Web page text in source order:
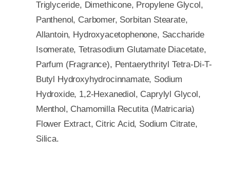
Triglyceride, Dimethicone, Propylene Glycol,
Panthenol, Carbomer, Sorbitan Stearate,
Allantoin, Hydroxyacetophenone, Saccharide
Isomerate, Tetrasodium Glutamate Diacetate,
Parfum (Fragrance), Pentaerythrityl Tetra-Di-T-
Butyl Hydroxyhydrocinnamate, Sodium
Hydroxide, 1,2-Hexanediol, Caprylyl Glycol,
Menthol, Chamomilla Recutita (Matricaria)
Flower Extract, Citric Acid, Sodium Citrate,
Silica.